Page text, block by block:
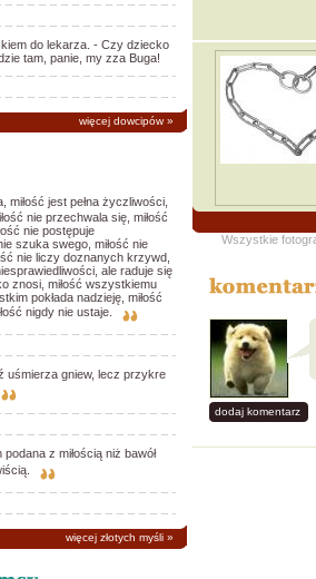
do lekarza. - Czy dziecko
tam, panie, my zza Buga!
więcej dowcipów»
miłość jest pełna życzliwości,
nie przechwala się, miłość
nie postępuje
szuka swego, miłość nie
nie liczy doznanych krzywd,
ale raduje się
znosi, miłość wszystkiemu
pokłada nadzieję, miłość
nigdy nie ustaje.
uśmierza gniew, lecz przykre
z miłością niż bawół
więcej złotych myśli »
Wszystkie
dodaj komentarz